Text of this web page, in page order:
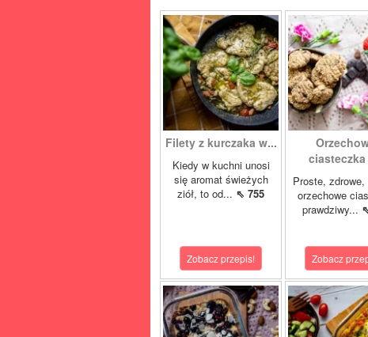
Filety z kurczaka w...
Kiedy w kuchni unosi
się aromat świeżych
ziół, to od... ⇖ 755
Zobacz przepis!
ciasteczka
Proste,
orzechowe
prawdziwy...
Zobacz